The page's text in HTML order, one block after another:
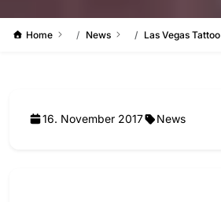
Home News Las Vegas Tattoo
16. November 2017 News